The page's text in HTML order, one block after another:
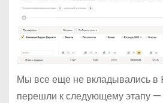
Мы все еще не вкладывались в
перешли к следующему этапу —